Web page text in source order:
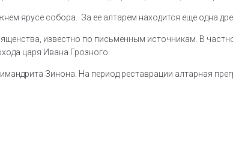
ярусе собора. За ее алтарем находится еще одна
известно по письменным источникам. В
царя Ивана Грозного.
Зинона. На период реставрации алтарная